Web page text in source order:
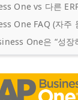
One vs 다른 ERP,
One FAQ (자주
One은 “성장하는 기업”을